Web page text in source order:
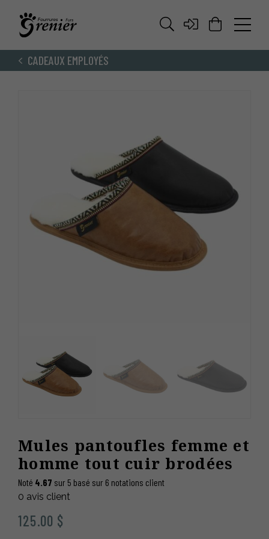
CADEAUX EMPLOYÉS
Mules pantoufles femme et
homme tout cuir brodées
Noté 4.67 sur 5 basé sur 6 notations client
0 avis client
125.00 $